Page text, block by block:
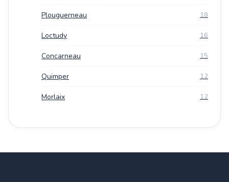
Plouguerneau 18
Loctudy 16
Concarneau 15
Quimper 12
Morlaix 12